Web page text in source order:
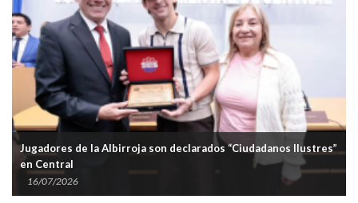
Jugadores de la Albirroja son declarados “Ciudadanos Ilustres”
en Central
16/07/2026